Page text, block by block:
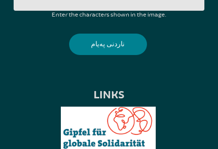
Enter the characters shown in the image.
LINKS